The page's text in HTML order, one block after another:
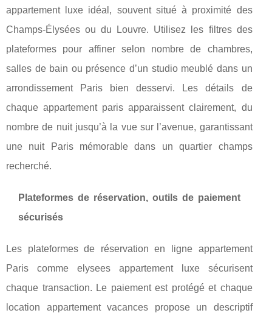
appartement luxe idéal, souvent situé à proximité des
Champs-Élysées ou du Louvre. Utilisez les filtres des
plateformes pour affiner selon nombre de chambres,
salles de bain ou présence d’un studio meublé dans un
arrondissement Paris bien desservi. Les détails de
chaque appartement paris apparaissent clairement, du
nombre de nuit jusqu’à la vue sur l’avenue, garantissant
une nuit Paris mémorable dans un quartier champs
recherché.
Plateformes de réservation, outils de paiement
sécurisés
Les plateformes de réservation en ligne appartement
Paris comme elysees appartement luxe sécurisent
chaque transaction. Le paiement est protégé et chaque
location appartement vacances propose un descriptif